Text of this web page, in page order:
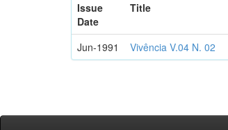
Issue
Date
Title
Jun-1991 Vivência V.04 N. 02